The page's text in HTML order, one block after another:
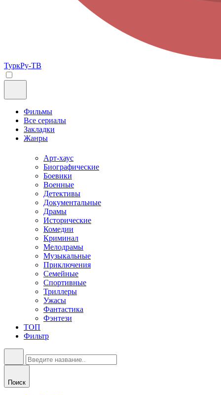
ТуркРу-ТВ
Фильмы
Все сериалы
Закладки
Жанры
Арт-хаус
Биографические
Боевики
Военные
Детективы
Документальные
Драмы
Исторические
Комедии
Криминал
Мелодрамы
Музыкальные
Приключения
Семейные
Спортивные
Триллеры
Ужасы
Фантастика
Фэнтези
ТОП
Фильтр
Поиск